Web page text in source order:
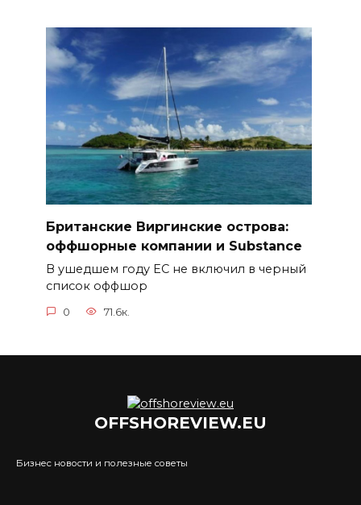
Британские Виргинские острова:
оффшорные компании и Substance
В ушедшем году ЕС не включил в черный
список оффшор
0 71.6к.
OFFSHOREVIEW.EU
Бизнес новости и полезные советы